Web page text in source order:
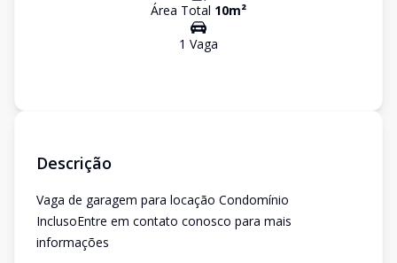
Área Total 10m²
1 Vaga
Descrição
Vaga de garagem para locação Condomínio
InclusoEntre em contato conosco para mais
informações